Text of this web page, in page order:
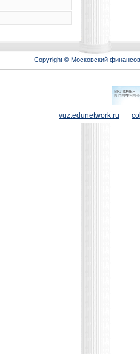
Copyright © Московский
vuz.edunetwork.ru